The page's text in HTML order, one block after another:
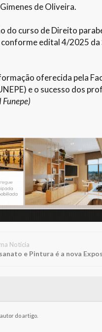
de Oliveira.
do curso de Direito
conforme edital 4/2025
oferecida pela
e o sucesso dos
Funepe)
Notícia
do artigo.